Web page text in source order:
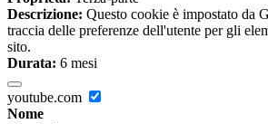
Descrizione: Questo cookie è impostato da
traccia delle preferenze dell'utente per gli
sito.
Durata: 6 mesi
youtube.com
Nome